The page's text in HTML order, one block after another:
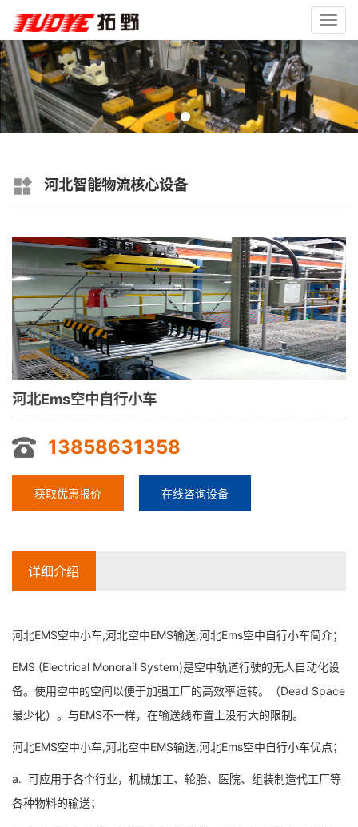
河北智能物流核心设备
河北Ems空中自行小车
13858631358
获取优惠报价 在线咨询设备
详细介绍
河北EMS空中小车,河北空中EMS输送,河北Ems空中自行小车简介；
EMS (Electrical Monorail System)是空中轨道行驶的无人自动化设
备。使用空中的空间以便于加强工厂的高效率运转。（Dead Space
最少化）。与EMS不一样，在输送线布置上没有大的限制。
河北EMS空中小车,河北空中EMS输送,河北Ems空中自行小车优点；
a. 可应用于各个行业，机械加工、轮胎、医院、组装制造代工厂等
各种物料的输送；